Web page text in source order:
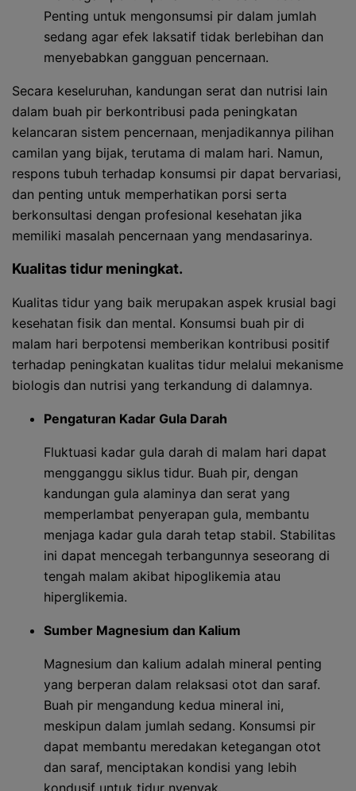
Penting untuk mengonsumsi pir dalam jumlah
sedang agar efek laksatif tidak berlebihan dan
menyebabkan gangguan pencernaan.
Secara keseluruhan, kandungan serat dan nutrisi lain
dalam buah pir berkontribusi pada peningkatan
kelancaran sistem pencernaan, menjadikannya pilihan
camilan yang bijak, terutama di malam hari. Namun,
respons tubuh terhadap konsumsi pir dapat bervariasi,
dan penting untuk memperhatikan porsi serta
berkonsultasi dengan profesional kesehatan jika
memiliki masalah pencernaan yang mendasarinya.
Kualitas tidur meningkat.
Kualitas tidur yang baik merupakan aspek krusial bagi
kesehatan fisik dan mental. Konsumsi buah pir di
malam hari berpotensi memberikan kontribusi positif
terhadap peningkatan kualitas tidur melalui mekanisme
biologis dan nutrisi yang terkandung di dalamnya.
Pengaturan Kadar Gula Darah
Fluktuasi kadar gula darah di malam hari dapat
mengganggu siklus tidur. Buah pir, dengan
kandungan gula alaminya dan serat yang
memperlambat penyerapan gula, membantu
menjaga kadar gula darah tetap stabil. Stabilitas
ini dapat mencegah terbangunnya seseorang di
tengah malam akibat hipoglikemia atau
hiperglikemia.
Sumber Magnesium dan Kalium
Magnesium dan kalium adalah mineral penting
yang berperan dalam relaksasi otot dan saraf.
Buah pir mengandung kedua mineral ini,
meskipun dalam jumlah sedang. Konsumsi pir
dapat membantu meredakan ketegangan otot
dan saraf, menciptakan kondisi yang lebih
kondusif untuk tidur nyenyak.